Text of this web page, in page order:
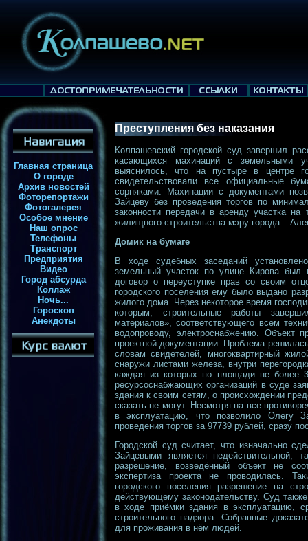
Главная страница
О городе
Архив новостей
Фоторепортажи
Фотогалерея
Особое мнение
Наш опрос
Телефоны
Транспорт
Предприятия
Видео
Город абсурда
Коллаж
Ночь...
Гороскоп
Анекдоты
Преступления без наказания
Колпашевский городской суд завершил
касающихся махинаций с земельными
выяснилось, что на пустыре в центре
свидетельствовали все официальные
сорняками. Махинации с документами
Зайцеву без проведения торгов по
законности передачи в аренду участка
жилищного строительства мэру города –
Домик на бумаге
В ходе судебных заседаний
земельный участок по улице Кирова
договор о переуступке прав со своим
городского поселения ему было выдано
жилого дома. Через некоторое время
которым, строительные работы
материалов», соответствующего всем
водопроводу, электроснабжению. Объект
проектной документации. Проблема
словам свидетелей, многоквартирный
снаружи листами железа, внутри
каждая из которых по площади не более
ресурсоснабжающих организаций в суде
здания к своим сетям, о происхождении
сказать не могут. Несмотря на все
в эксплуатацию, что позволило Олегу
проведения торгов за 97739 рублей, сразу
Городской суд считает, что изначально
Зайцевыми является недействительной,
разрешение, возведённый объект не
экспертиза проекта не проводилась.
городского поселения разрешение на
действующему законодательству. Суд
в ходе приёмки здания в эксплуатацию,
строительного надзора. Собранные
для проживания в нём людей.